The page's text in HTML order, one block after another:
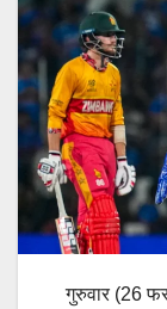
गुरुवार (26